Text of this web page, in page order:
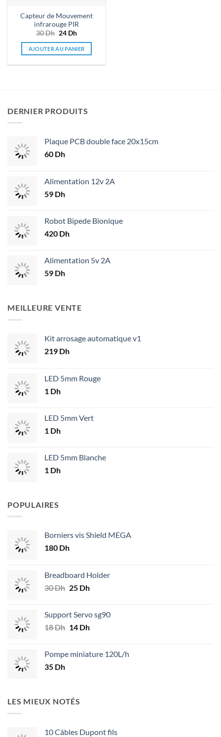
Capteur de Mouvement
infrarouge PIR
30Dh Le
initial
était :
24 DhLe
actuel
est :
AJOUTER AU PANIER
DERNIER PRODUITS
Plaque PCB double face 20x15cm
60 Dh
Alimentation 12v 2A
59 Dh
Robot Bipede Bionique
420 Dh
Alimentation 5v 2A
59 Dh
MEILLEURE VENTE
Kit arrosage automatique v1
219 Dh
LED 5mm Rouge
1 Dh
LED 5mm Vert
1 Dh
LED 5mm Blanche
1 Dh
POPULAIRES
Borniers vis Shield MEGA
180 Dh
Breadboard Holder
30Dh Le
était :
30 Dh.
25 DhLe
est :
25 Dh.
Support Servo sg90
18Dh Le
était :
14 DhLe
est :
Pompe miniature 120L/h
35 Dh
LES MIEUX NOTÉS
10 Câbles Dupont fils